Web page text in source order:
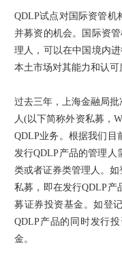
QDLP试点对国际资管机
并募资的机会。国际资
理人，可以在中国境内
本土市场对其能力和认可
过去三年，上海金融局
人(以下简称外资私募，
QDLP业务。根据我们目
发行QDLP产品的管理人
类或者证券类管理人。
私募，即在发行QDLP产
募证券投资基金。如登
QDLP产品的同时发行
金。